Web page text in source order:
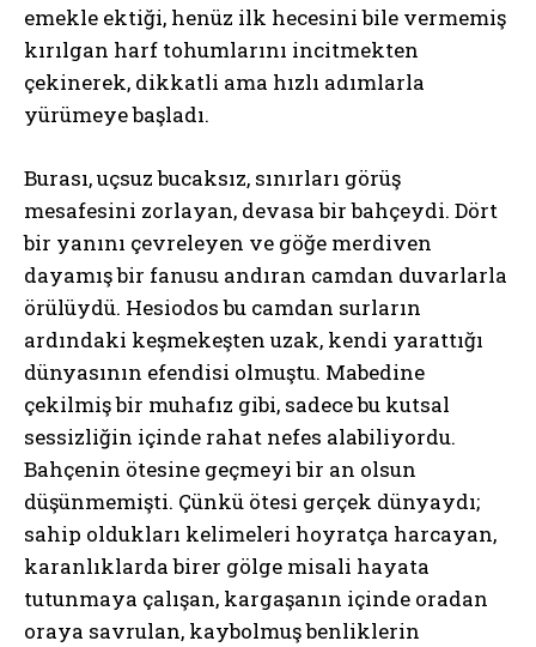
emekle ektiği, henüz ilk hecesini bile vermemiş
kırılgan harf tohumlarını incitmekten
çekinerek, dikkatli ama hızlı adımlarla
yürümeye başladı.
Burası, uçsuz bucaksız, sınırları görüş
mesafesini zorlayan, devasa bir bahçeydi. Dört
bir yanını çevreleyen ve göğe merdiven
dayamış bir fanusu andıran camdan duvarlarla
örülüydü. Hesiodos bu camdan surların
ardındaki keşmekeşten uzak, kendi yarattığı
dünyasının efendisi olmuştu. Mabedine
çekilmiş bir muhafız gibi, sadece bu kutsal
sessizliğin içinde rahat nefes alabiliyordu.
Bahçenin ötesine geçmeyi bir an olsun
düşünmemişti. Çünkü ötesi gerçek dünyaydı;
sahip oldukları kelimeleri hoyratça harcayan,
karanlıklarda birer gölge misali hayata
tutunmaya çalışan, kargaşanın içinde oradan
oraya savrulan, kaybolmuş benliklerin